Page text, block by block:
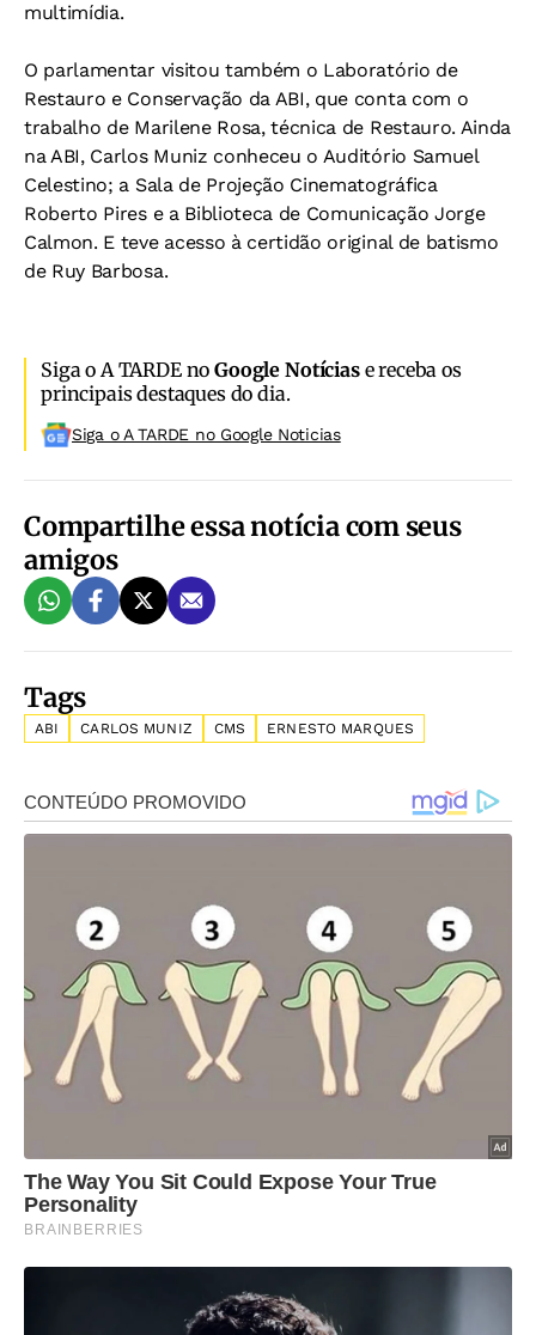
multimídia.
O parlamentar visitou também o Laboratório de
Restauro e Conservação da ABI, que conta com o
trabalho de Marilene Rosa, técnica de Restauro. Ainda
na ABI, Carlos Muniz conheceu o Auditório Samuel
Celestino; a Sala de Projeção Cinematográfica
Roberto Pires e a Biblioteca de Comunicação Jorge
Calmon. E teve acesso à certidão original de batismo
de Ruy Barbosa.
Siga o A TARDE noGoogle Notíciase receba os
principais destaques do dia.
Siga o A TARDE no Google Noticias
Compartilhe essa notícia com seus
amigos
Tags
ABI CARLOS MUNIZ CMS ERNESTO MARQUES